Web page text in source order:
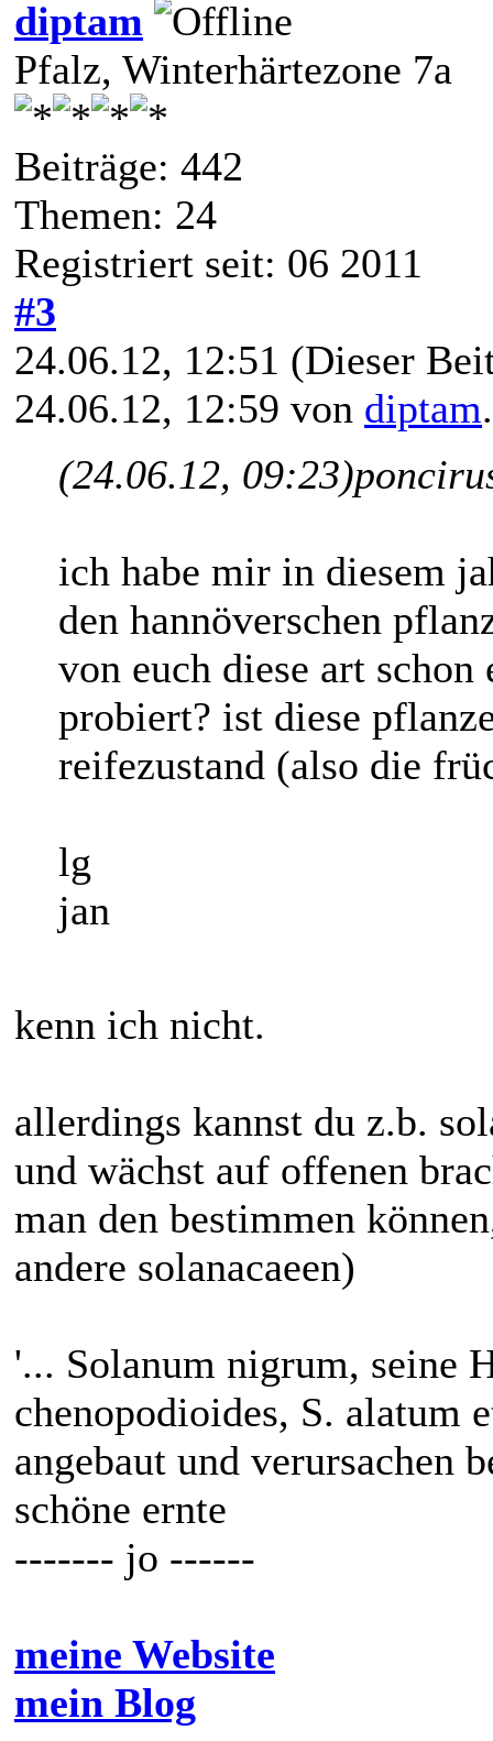
diptam
Pfalz, Winterhärtezone 7a
Beiträge: 442
Themen: 24
Registriert seit: 06 2011
#3
24.06.12, 12:51 (Dieser
24.06.12, 12:59 von diptam
(24.06.12, 09:23)
ich habe mir in diesem
den hannöverschen
von euch diese art
probiert? ist diese
reifezustand (also die
lg
jan
kenn ich nicht.
allerdings kannst du z.b.
und wächst auf offenen
man den bestimmen
andere solanacaeen)
'... Solanum nigrum, seine
chenopodioides, S. alatum
angebaut und verursachen
schöne ernte
------- jo ------
meine Website
mein Blog